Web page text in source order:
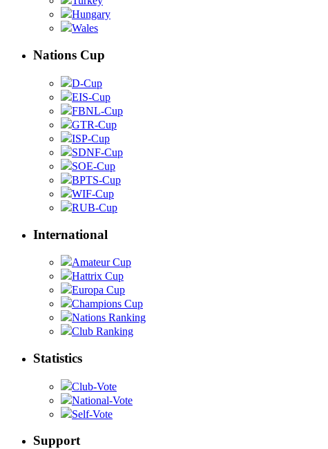
Hungary
Wales
Nations Cup
D-Cup
EIS-Cup
FBNL-Cup
GTR-Cup
ISP-Cup
SDNF-Cup
SOE-Cup
BPTS-Cup
WIF-Cup
RUB-Cup
International
Amateur Cup
Hattrix Cup
Europa Cup
Champions Cup
Nations Ranking
Club Ranking
Statistics
Club-Vote
National-Vote
Self-Vote
Support